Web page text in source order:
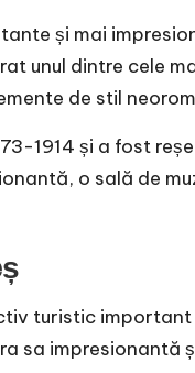
și mai
unul dintre cele
de stil
1914 și a fost
o sală de
turistic
sa impresionantă